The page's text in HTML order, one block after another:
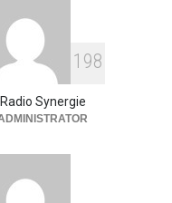
ses journalistes et
radios
09/03/2026
1 98
Radio Synergie